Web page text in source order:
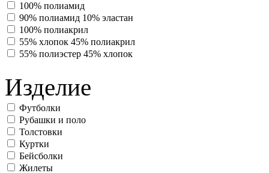
100% полиамид
90% полиамид 10% эластан
100% полиакрил
55% хлопок 45% полиакрил
55% полиэстер 45% хлопок
Изделие
Футболки
Рубашки и поло
Толстовки
Куртки
Бейсболки
Жилеты